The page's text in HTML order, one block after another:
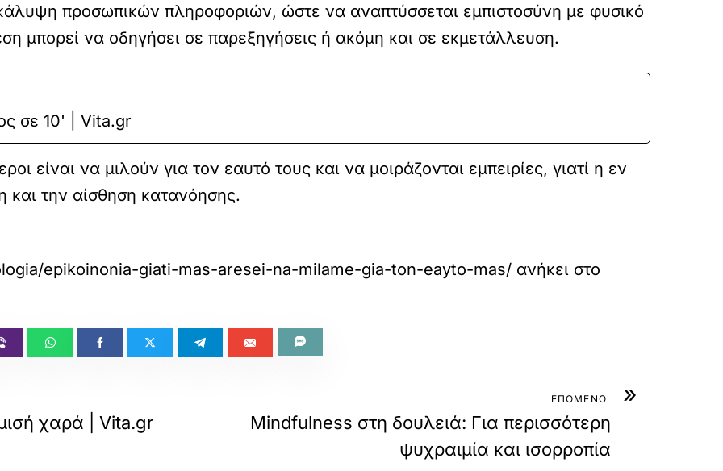
προσωπικών πληροφοριών, ώστε να αναπτύσσεται εμπιστοσύνη με φυσικό
μπορεί να οδηγήσει σε παρεξηγήσεις ή ακόμη και σε εκμετάλλευση.
σε 10' | Vita.gr
είναι να μιλούν για τον εαυτό τους και να μοιράζονται εμπειρίες, γιατί η εν
και την αίσθηση κατανόησης.
epikoinonia-giati-mas-aresei-na-milame-gia-ton-eayto-mas/ ανήκει στο
χαρά | Vita.gr
»
ΕΠΟΜΕΝΟ
Mindfulness στη δουλειά: Για περισσότερη
ψυχραιμία και ισορροπία